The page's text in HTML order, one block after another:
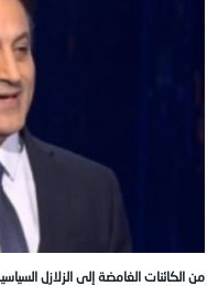
من الكائنات الغامضة إلى الزلازل